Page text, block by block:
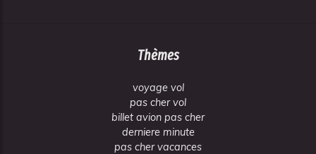
Thèmes
voyage vol
pas cher vol
billet avion pas cher
derniere minute
pas cher vacances